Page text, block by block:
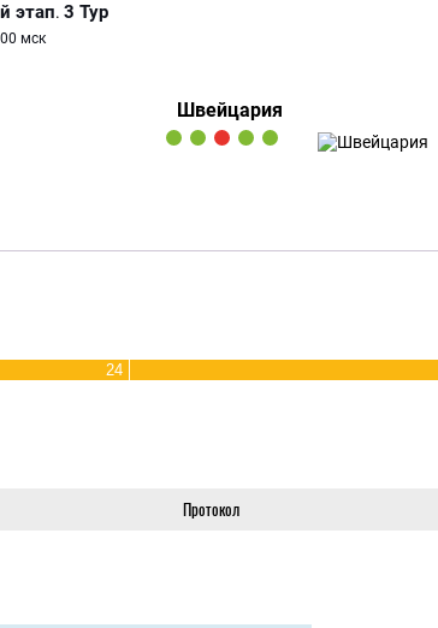
этап. 3 Тур
мск
Швейцария
24
Протокол